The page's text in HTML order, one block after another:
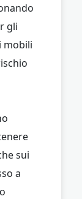
gli
mobili
sui
a